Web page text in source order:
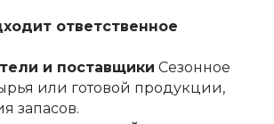
ответственное
и поставщики Сезонное
или готовой продукции,
запасов.